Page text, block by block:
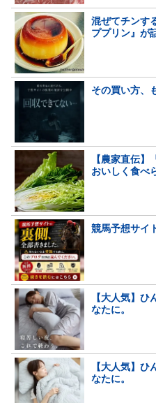
混ぜてチンす
ププリン』が
その買い方、
【農家直伝
おいしく食べ
競馬予想サイ
【大人気】
なたに。
【大人気】
なたに。